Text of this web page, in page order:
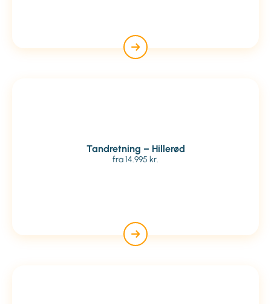
Tandretning – Hillerød
fra 14.995 kr.